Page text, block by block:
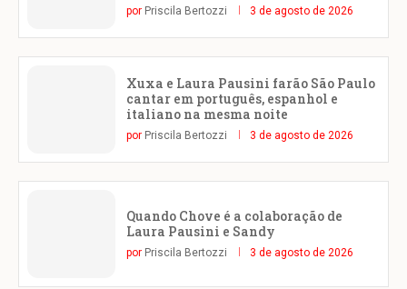
por Priscila Bertozzi 3 de agosto de 2026
Xuxa e Laura Pausini farão São Paulo
cantar em português, espanhol e
italiano na mesma noite
por Priscila Bertozzi 3 de agosto de 2026
Quando Chove é a colaboração de
Laura Pausini e Sandy
por Priscila Bertozzi 3 de agosto de 2026